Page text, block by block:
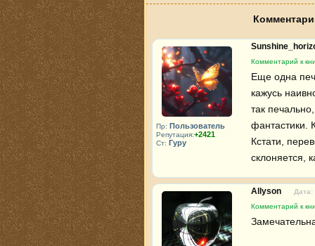
Пр: Пользователь
Репутация:+2421
Ст: Гуру
Комментарий к
Еще одна
кажусь
так
фантастики.
Кстати,
склоняется,
Allyson
Дата:
Комментарий к